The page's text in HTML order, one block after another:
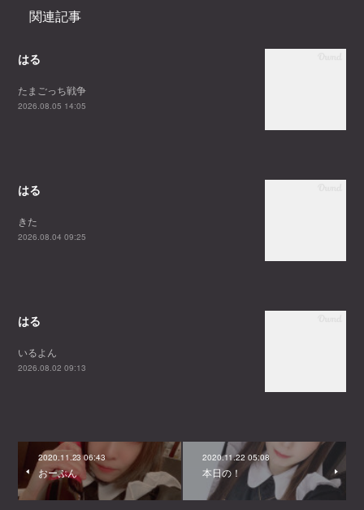
関連記事
はる
たまごっち戦争
2026.08.05 14:05
はる
きた
2026.08.04 09:25
はる
いるよん
2026.08.02 09:13
2020.11.23 06:43
おーぷん
2020.11.22 05:08
本日の！